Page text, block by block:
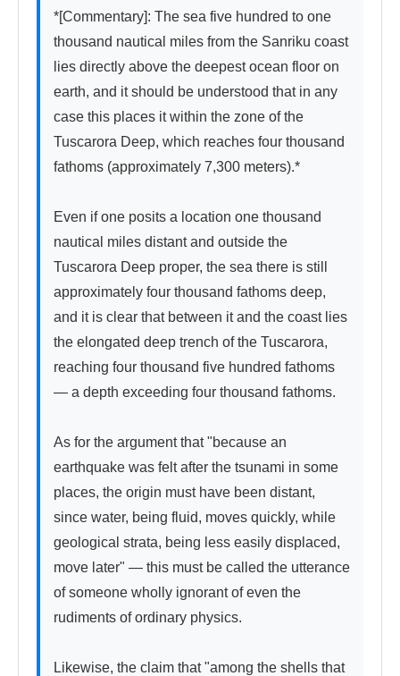
*[Commentary]: The sea five hundred to one
thousand nautical miles from the Sanriku coast
lies directly above the deepest ocean floor on
earth, and it should be understood that in any
case this places it within the zone of the
Tuscarora Deep, which reaches four thousand
fathoms (approximately 7,300 meters).*
Even if one posits a location one thousand
nautical miles distant and outside the
Tuscarora Deep proper, the sea there is still
approximately four thousand fathoms deep,
and it is clear that between it and the coast lies
the elongated deep trench of the Tuscarora,
reaching four thousand five hundred fathoms
— a depth exceeding four thousand fathoms.
As for the argument that "because an
earthquake was felt after the tsunami in some
places, the origin must have been distant,
since water, being fluid, moves quickly, while
geological strata, being less easily displaced,
move later" — this must be called the utterance
of someone wholly ignorant of even the
rudiments of ordinary physics.
Likewise, the claim that "among the shells that